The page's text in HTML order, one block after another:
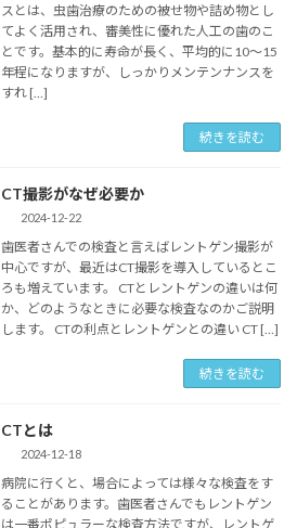
スとは、虫歯治療のための被せ物や詰め物とし
てよく活用され、審美性に優れた人工の歯のこ
とです。基本的に寿命が長く、平均的に10～15
年程になりますが、しっかりメンテンナンスを
すれ […]
続きを読む
CT撮影がなぜ必要か
2024-12-22
歯医者さんでの検査と言えばレントゲン撮影が
中心ですが、最近はCT撮影を導入しているとこ
ろも増えています。 CTとレントゲンの違いは何
か、どのようなときに必要な検査なのかご説明
します。 CTの利点とレントゲンとの違い CT […]
続きを読む
CTとは
2024-12-18
病院に行くと、場合によっては様々な検査をす
ることがあります。歯医者さんでもレントゲン
は一番ポピュラーな検査方法ですが、レントゲ